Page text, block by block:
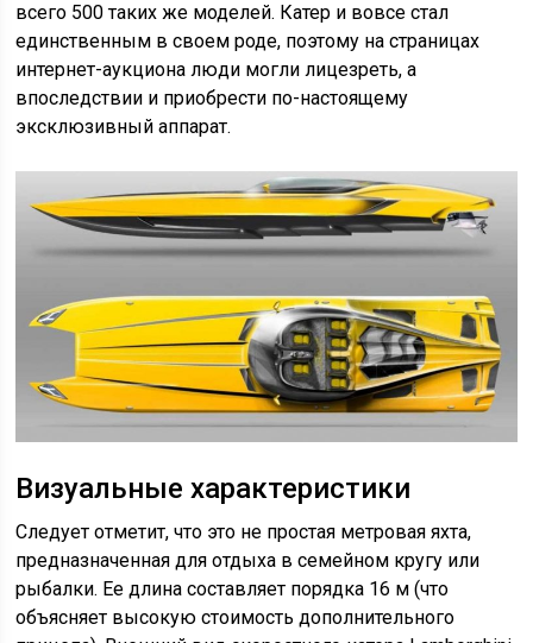
всего 500 таких же моделей. Катер и вовсе стал
единственным в своем роде, поэтому на страницах
интернет-аукциона люди могли лицезреть, а
впоследствии и приобрести по-настоящему
эксклюзивный аппарат.
Визуальные характеристики
Следует отметит, что это не простая метровая яхта,
предназначенная для отдыха в семейном кругу или
рыбалки. Ее длина составляет порядка 16 м (что
объясняет высокую стоимость дополнительного